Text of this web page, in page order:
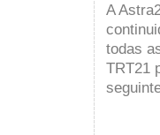
A
todas
TRT21